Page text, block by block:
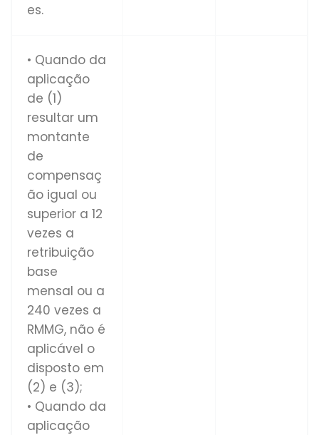
es.
• Quando da
aplicação
de (1)
resultar um
montante
de
compensaç
ão igual ou
superior a 12
vezes a
retribuição
base
mensal ou a
240 vezes a
RMMG, não é
aplicável o
disposto em
(2) e (3);
• Quando da
aplicação